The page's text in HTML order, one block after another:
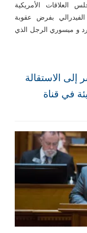
رحب مجلس العلاقات الأمريكية
بفرض عقوبة
و ميسوري الرجل الذي
الاستقالة
في قناة